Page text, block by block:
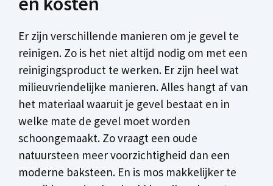
Er zijn verschillende manieren om je gevel te
reinigen. Zo is het niet altijd nodig om met een
reinigingsproduct te werken. Er zijn heel wat
milieuvriendelijke manieren. Alles hangt af van
het materiaal waaruit je gevel bestaat en in
welke mate de gevel moet worden
schoongemaakt. Zo vraagt een oude
natuursteen meer voorzichtigheid dan een
moderne baksteen. En is mos makkelijker te